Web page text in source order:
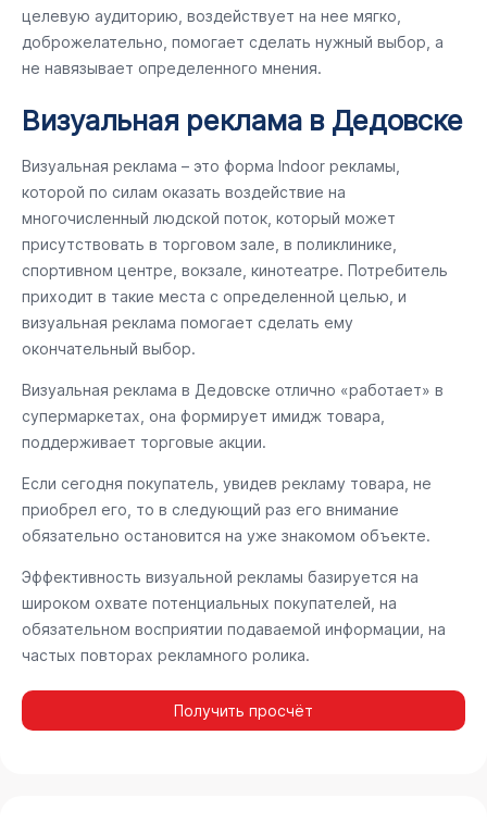
целевую аудиторию, воздействует на нее мягко,
доброжелательно, помогает сделать нужный выбор, а
не навязывает определенного мнения.
Визуальная реклама в Дедовске
Визуальная реклама – это форма Indoor рекламы,
которой по силам оказать воздействие на
многочисленный людской поток, который может
присутствовать в торговом зале, в поликлинике,
спортивном центре, вокзале, кинотеатре. Потребитель
приходит в такие места с определенной целью, и
визуальная реклама помогает сделать ему
окончательный выбор.
Визуальная реклама в Дедовске отлично «работает» в
супермаркетах, она формирует имидж товара,
поддерживает торговые акции.
Если сегодня покупатель, увидев рекламу товара, не
приобрел его, то в следующий раз его внимание
обязательно остановится на уже знакомом объекте.
Эффективность визуальной рекламы базируется на
широком охвате потенциальных покупателей, на
обязательном восприятии подаваемой информации, на
частых повторах рекламного ролика.
Получить просчёт